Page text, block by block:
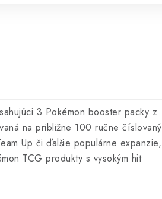
3 Pokémon booster packy z
na približne 100 ručne
Up či ďalšie populárne
TCG produkty s vysokým hit